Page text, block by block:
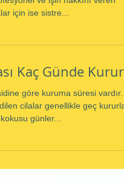
için ise sistre...
Kaç Günde Kurur
göre kuruma süresi vardır.
cilalar genellikle geç kururlar
günler...